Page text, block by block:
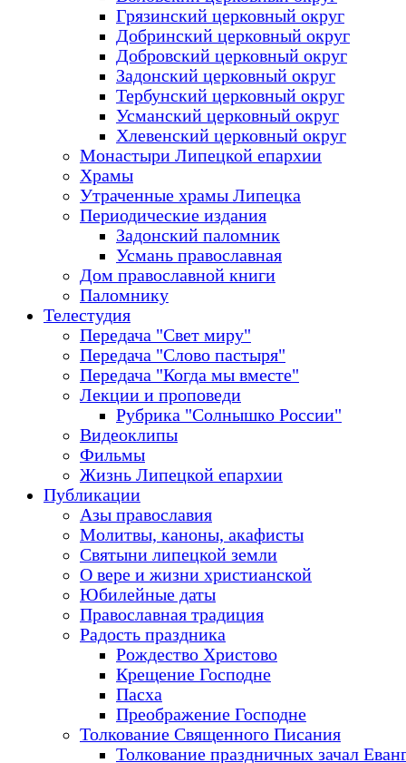
Грязинский церковный округ
Добринский церковный округ
Добровский церковный округ
Задонский церковный округ
Тербунский церковный округ
Усманский церковный округ
Хлевенский церковный округ
Монастыри Липецкой епархии
Храмы
Утраченные храмы Липецка
Периодические издания
Задонский паломник
Усмань православная
Дом православной книги
Паломнику
Телестудия
Передача "Свет миру"
Передача "Слово пастыря"
Передача "Когда мы вместе"
Лекции и проповеди
Рубрика "Солнышко России"
Видеоклипы
Фильмы
Жизнь Липецкой епархии
Публикации
Азы православия
Молитвы, каноны, акафисты
Святыни липецкой земли
О вере и жизни христианской
Юбилейные даты
Православная традиция
Радость праздника
Рождество Христово
Крещение Господне
Пасха
Преображение Господне
Толкование Священного Писания
Толкование праздничных зачал